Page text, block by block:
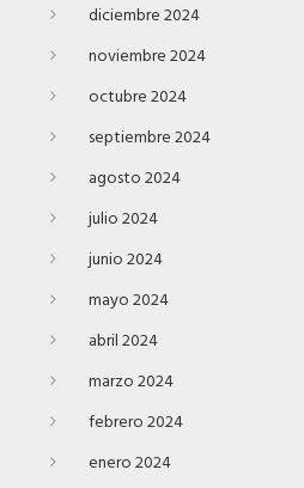
diciembre 2024
noviembre 2024
octubre 2024
septiembre 2024
agosto 2024
julio 2024
junio 2024
mayo 2024
abril 2024
marzo 2024
febrero 2024
enero 2024